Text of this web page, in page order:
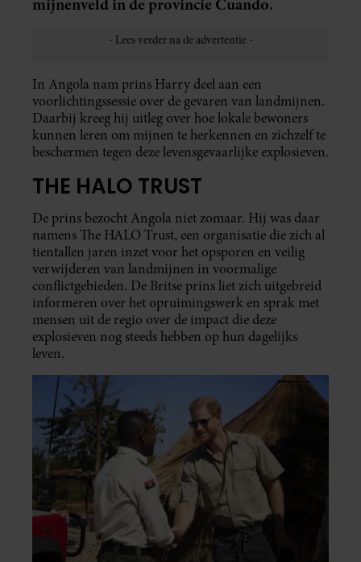
mijnenveld in de provincie Cuando.
In Angola nam prins Harry deel aan een
voorlichtingssessie over de gevaren van landmijnen.
Daarbij kreeg hij uitleg over hoe lokale bewoners
kunnen leren om mijnen te herkennen en zichzelf te
beschermen tegen deze levensgevaarlijke explosieven.
THE HALO TRUST
De prins bezocht Angola niet zomaar. Hij was daar
namens The HALO Trust, een organisatie die zich al
tientallen jaren inzet voor het opsporen en veilig
verwijderen van landmijnen in voormalige
conflictgebieden. De Britse prins liet zich uitgebreid
informeren over het opruimingswerk en sprak met
mensen uit de regio over de impact die deze
explosieven nog steeds hebben op hun dagelijks
leven.